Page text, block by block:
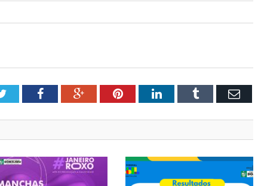
TwitterFacebookGoogle+PinterestLinkedInTumblr